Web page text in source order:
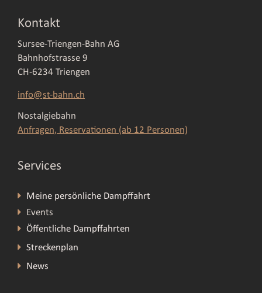
Kontakt
Sursee-Triengen-Bahn AG
Bahnhofstrasse 9
CH-6234 Triengen
info@st-bahn.ch
Nostalgiebahn
Anfragen, Reservationen (ab 12 Personen)
Services
Meine persönliche Dampffahrt
Events
Öffentliche Dampffahrten
Streckenplan
News